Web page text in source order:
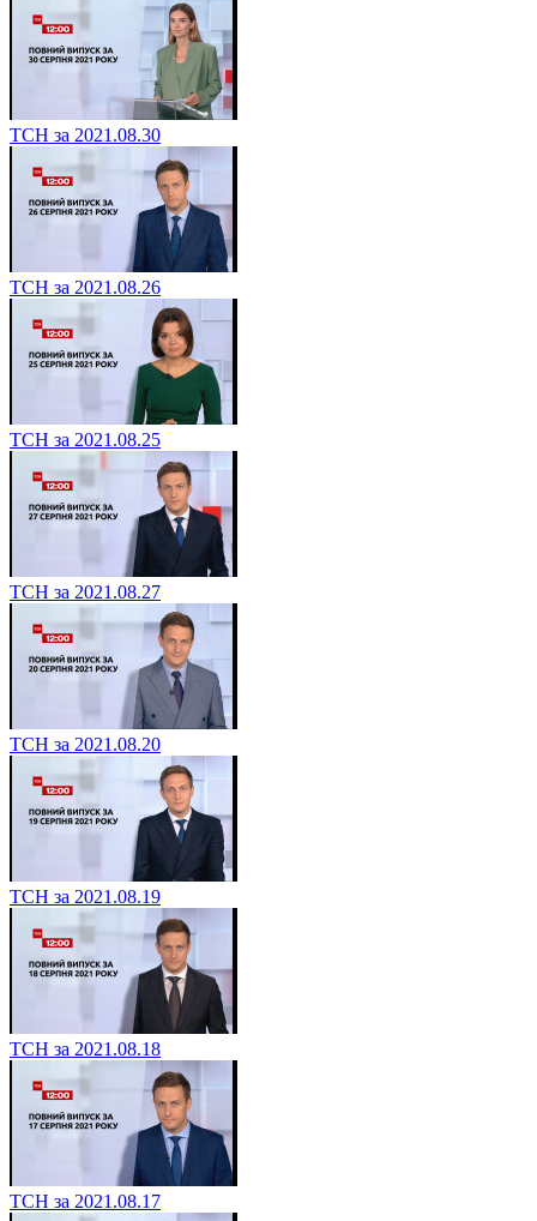
ТСН за 2021.08.31
ТСН за 2021.08.30
ТСН за 2021.08.26
ТСН за 2021.08.25
ТСН за 2021.08.27
ТСН за 2021.08.20
ТСН за 2021.08.19
ТСН за 2021.08.18